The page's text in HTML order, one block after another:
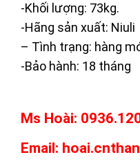
-Khối lượng: 73kg.
-Hãng sản xuất: Niuli
– Tình trạng: hàng
-Bảo hành: 18 tháng
Ms Hoài:
Email: